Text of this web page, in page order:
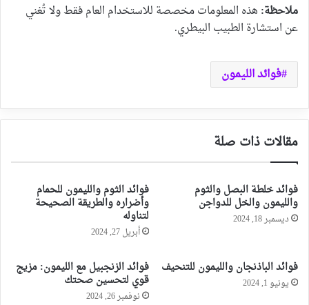
ملاحظة: هذه المعلومات مخصصة للاستخدام العام فقط ولا تُغني
عن استشارة الطبيب البيطري.
فوائد الليمون
مقالات ذات صلة
فوائد خلطة البصل والثوم
والليمون والخل للدواجن
ديسمبر 18, 2024
فوائد الثوم والليمون للحمام
وأضراره والطريقة الصحيحة
لتناوله
أبريل 27, 2024
فوائد الباذنجان والليمون للتنحيف
يونيو 1, 2024
فوائد الزنجبيل مع الليمون: مزيج
قوي لتحسين صحتك
نوفمبر 26, 2024